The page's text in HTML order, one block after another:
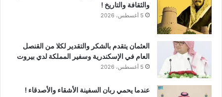
والثقافة والتاريخ !
5 أغسطس، 2026
العثمان يتقدم بالشكر والتقدير لكلا من القنصل
العام في الإسكندرية وسفير المملكة لدي بيروت
5 أغسطس، 2026
عندما يحمي ربان السفينة الأشقاء والأصدقاء !